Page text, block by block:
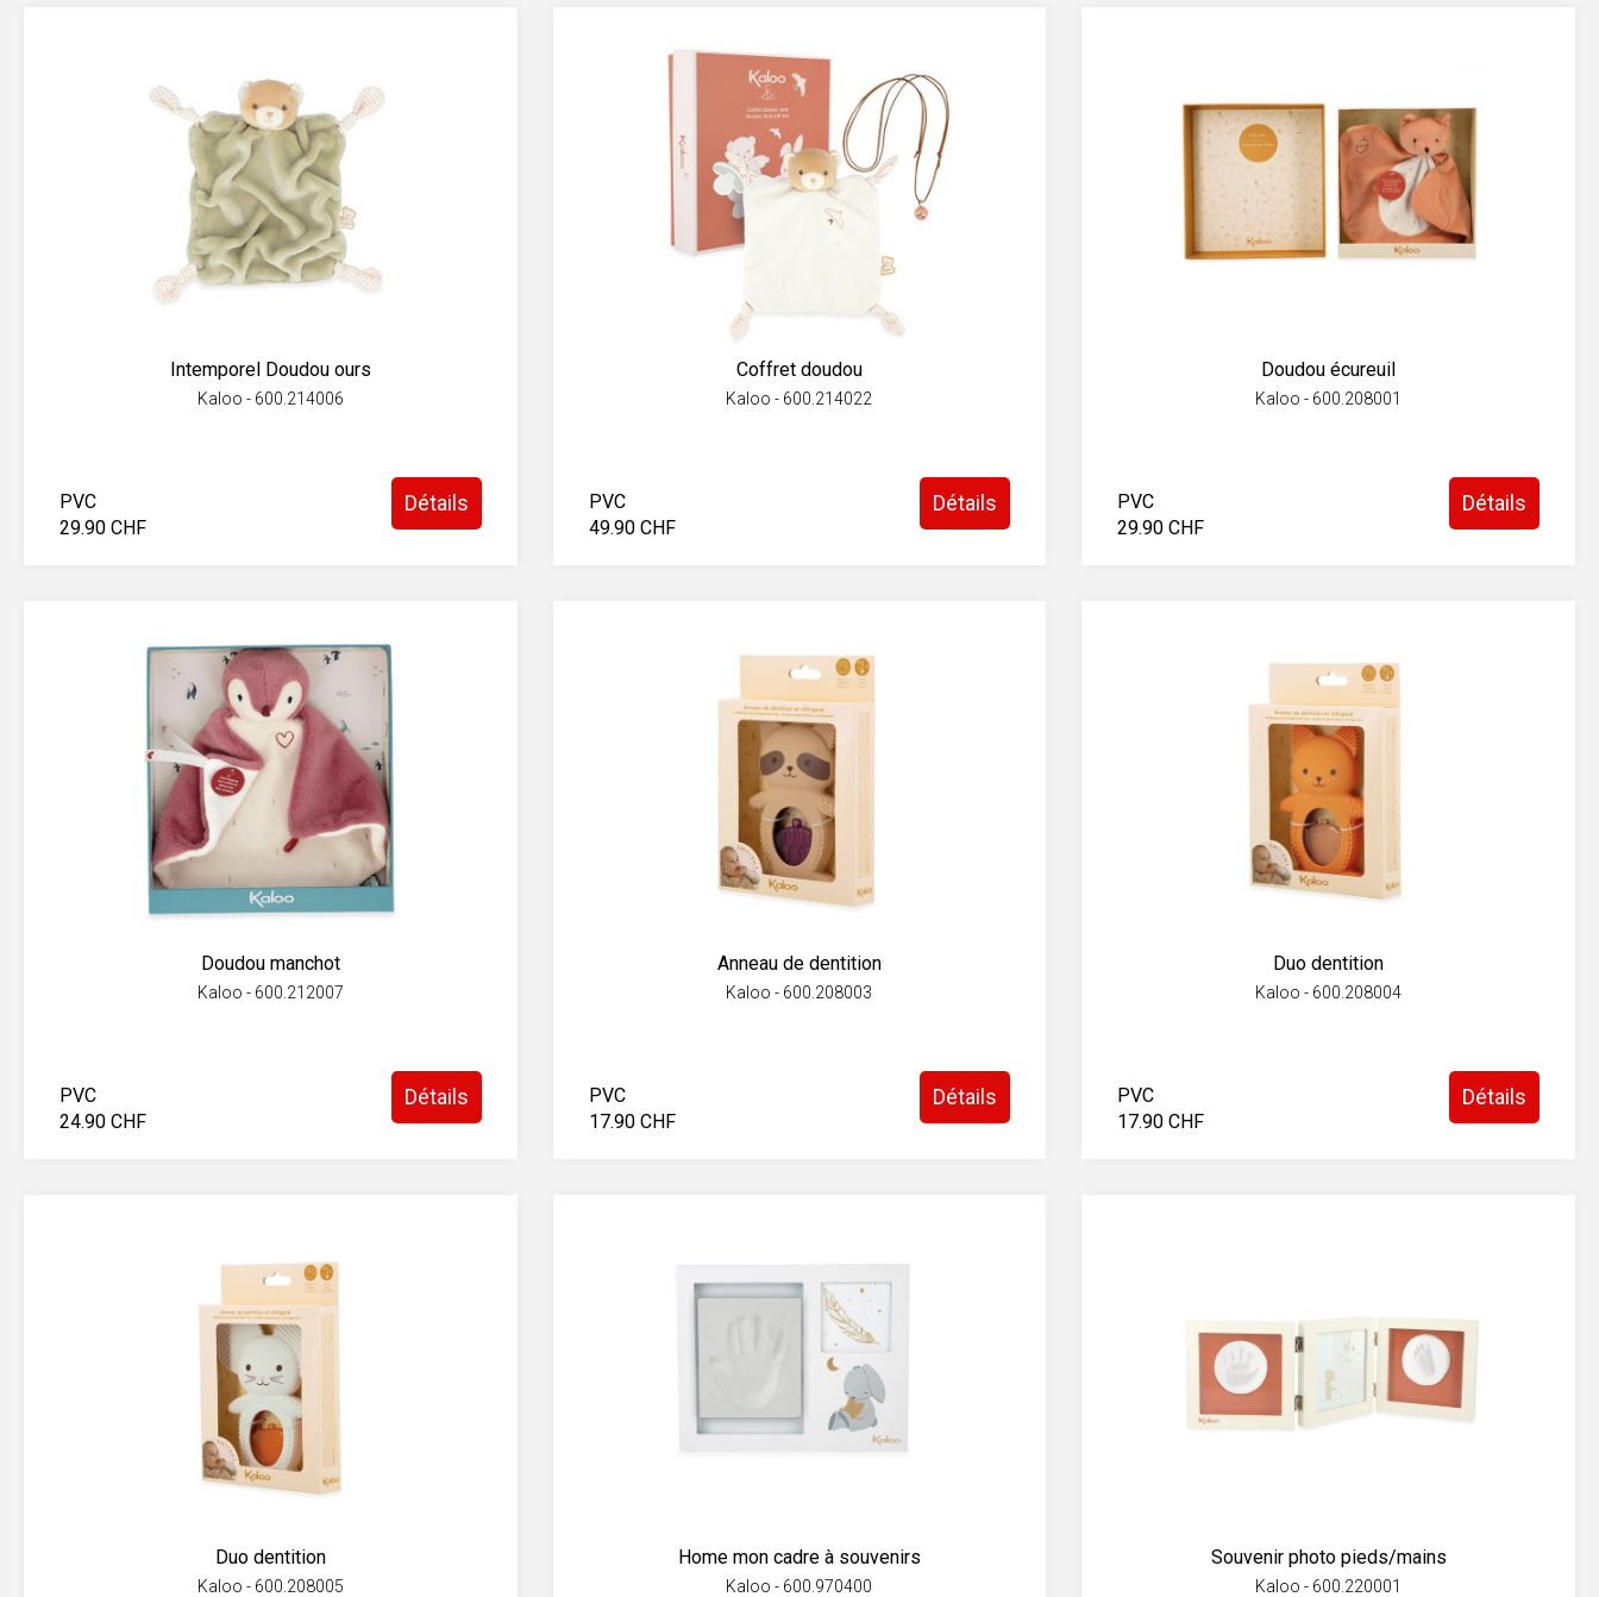
Intemporel Doudou ours
Kaloo - 600.214006
PVC
29.90 CHF
Détails
Coffret doudou
Kaloo - 600.214022
PVC
49.90 CHF
Détails
Doudou écureuil
Kaloo - 600.208001
PVC
29.90 CHF
Détails
Doudou manchot
Kaloo - 600.212007
PVC
24.90 CHF
Détails
Anneau de dentition
Kaloo - 600.208003
PVC
17.90 CHF
Détails
Duo dentition
Kaloo - 600.208004
PVC
17.90 CHF
Détails
Duo dentition
Kaloo - 600.208005
Home mon cadre à souvenirs
Kaloo - 600.970400
Souvenir photo pieds/mains
Kaloo - 600.220001